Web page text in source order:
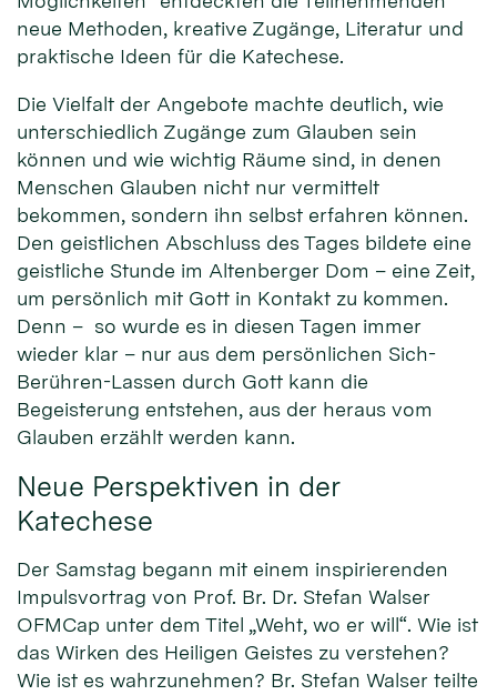
neue Methoden, kreative Zugänge, Literatur und
praktische Ideen für die Katechese.
Die Vielfalt der Angebote machte deutlich, wie
unterschiedlich Zugänge zum Glauben sein
können und wie wichtig Räume sind, in denen
Menschen Glauben nicht nur vermittelt
bekommen, sondern ihn selbst erfahren können.
Den geistlichen Abschluss des Tages bildete eine
geistliche Stunde im Altenberger Dom – eine Zeit,
um persönlich mit Gott in Kontakt zu kommen.
Denn – so wurde es in diesen Tagen immer
wieder klar – nur aus dem persönlichen Sich-
Berühren-Lassen durch Gott kann die
Begeisterung entstehen, aus der heraus vom
Glauben erzählt werden kann.
Neue Perspektiven in der
Katechese
Der Samstag begann mit einem inspirierenden
Impulsvortrag von Prof. Br. Dr. Stefan Walser
OFMCap unter dem Titel „Weht, wo er will“. Wie ist
das Wirken des Heiligen Geistes zu verstehen?
Wie ist es wahrzunehmen? Br. Stefan Walser teilte